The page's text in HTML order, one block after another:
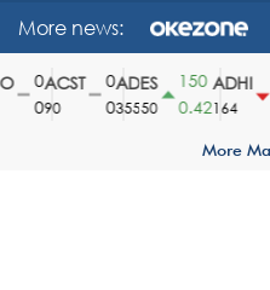
More news:
ACST
90
ADES
35550
150
0.42
ADHI
164
More